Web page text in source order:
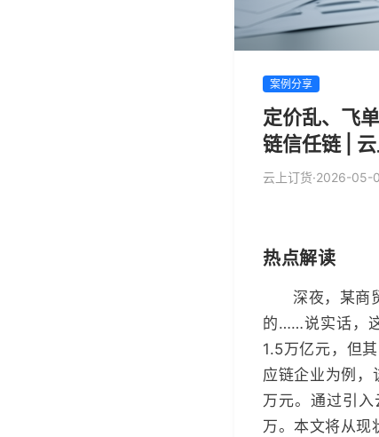
案例分享
定价乱、飞
链信任链 |
云上订货·2026-05-
热点解读
深夜，某商
的……说实话，
1.5万亿元，但
应链企业为例，
万元。通过引
万。本文将从现